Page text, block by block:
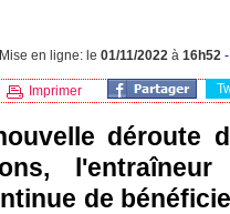
en ligne: le 01/11/2022 à 16h52
Imprimer
déroute
de